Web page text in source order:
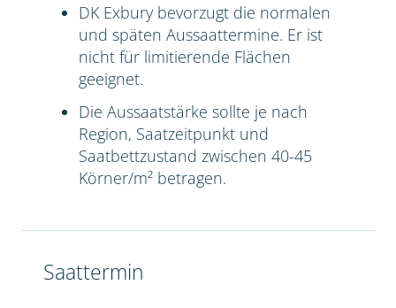
DK Exbury bevorzugt die normalen
und späten Aussaattermine. Er ist
nicht für limitierende Flächen
geeignet.
Die Aussaatstärke sollte je nach
Region, Saatzeitpunkt und
Saatbettzustand zwischen 40-45
Körner/m² betragen.
Saattermin